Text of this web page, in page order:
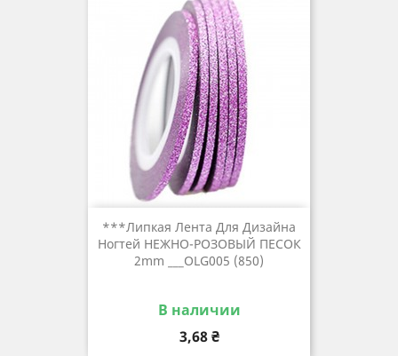
***Липкая Лента Для Дизайна
Ногтей НЕЖНО-РОЗОВЫЙ ПЕСОК
2mm ___OLG005 (850)
В наличии
Цена
3,68 ₴